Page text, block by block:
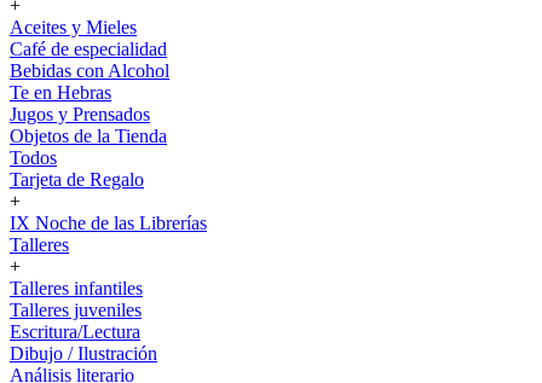
+
Aceites y Mieles
Café de especialidad
Bebidas con Alcohol
Te en Hebras
Jugos y Prensados
Objetos de la Tienda
Todos
Tarjeta de Regalo
+
IX Noche de las Librerías
Talleres
+
Talleres infantiles
Talleres juveniles
Escritura/Lectura
Dibujo / Ilustración
Análisis literario